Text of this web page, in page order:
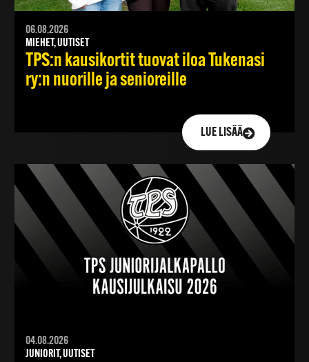
06.08.2026
MIEHET, UUTISET
TPS:n kausikortit tuovat iloa Tukenasi
ry:n nuorille ja senioreille
LUE LISÄÄ
04.08.2026
JUNIORIT, UUTISET